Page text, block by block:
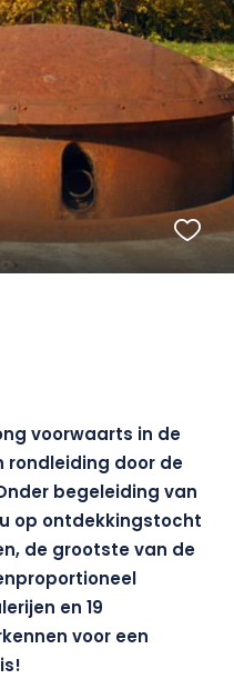
voorwaarts in de
rondleiding door de
begeleiding van
op ontdekkingstocht
de grootste van de
en 19
voor een